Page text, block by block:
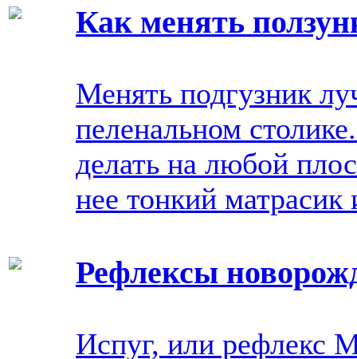
Как менять
Менять подгузник
пеленальном
делать на любой
нее тонкий матрасик
Рефлексы
Испуг, или рефлекс